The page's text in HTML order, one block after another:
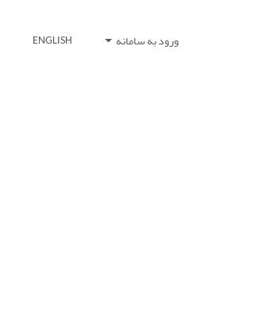
ورود به سامانه ENGLISH